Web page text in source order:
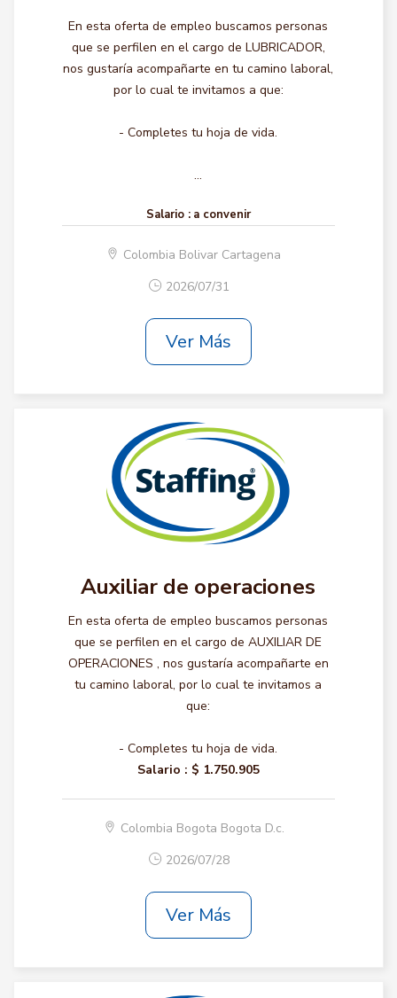
En esta oferta de empleo buscamos personas
que se perfilen en el cargo de LUBRICADOR,
nos gustaría acompañarte en tu camino laboral,
por lo cual te invitamos a que:
- Completes tu hoja de vida.
...
Salario : a convenir
Colombia Bolivar Cartagena
2026/07/31
Ver Más
Auxiliar de operaciones
En esta oferta de empleo buscamos personas
que se perfilen en el cargo de AUXILIAR DE
OPERACIONES , nos gustaría acompañarte en
tu camino laboral, por lo cual te invitamos a
que:
- Completes tu hoja de vida.
Salario : $ 1.750.905
Colombia Bogota Bogota D.c.
2026/07/28
Ver Más